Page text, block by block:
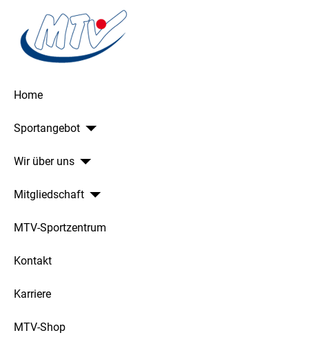
Home
Sportangebot
Wir über uns
Mitgliedschaft
MTV-Sportzentrum
Kontakt
Karriere
MTV-Shop